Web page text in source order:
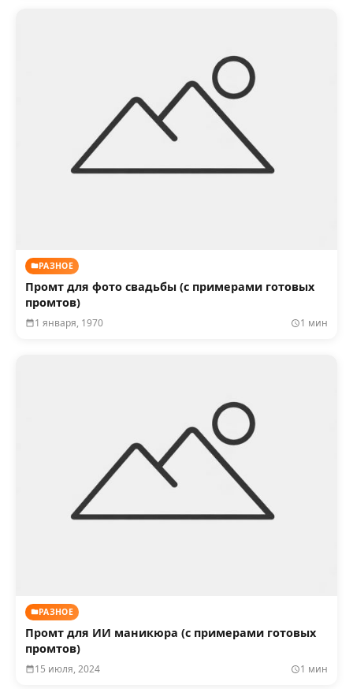
РАЗНОЕ
Промт для фото свадьбы (с примерами готовых
промтов)
1 января, 1970 1 мин
РАЗНОЕ
Промт для ИИ маникюра (с примерами готовых
промтов)
15 июля, 2024 1 мин